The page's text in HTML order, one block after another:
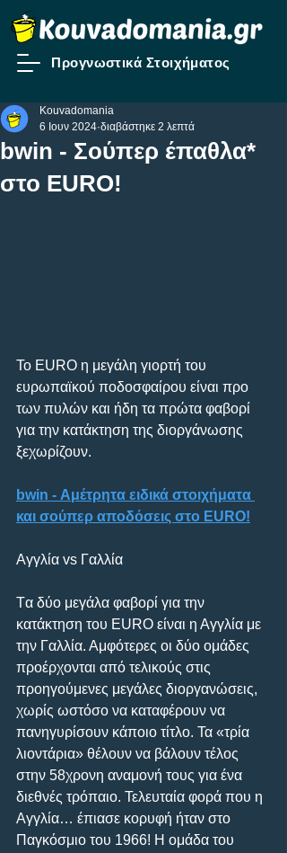
Προγνωστικά Στοιχήματος
bwin - Σούπερ έπαθλα*
στο ΕURO!
Kouvadomania
6 Ιουν 2024 διαβάστηκε 2 λεπτά
Το EURO η μεγάλη γιορτή του
ευρωπαϊκού ποδοσφαίρου είναι προ
των πυλών και ήδη τα πρώτα φαβορί
για την κατάκτηση της διοργάνωσης
ξεχωρίζουν.
bwin - Αμέτρητα ειδικά στοιχήματα
και σούπερ αποδόσεις στο EURO!
Αγγλία vs Γαλλία
Tα δύο μεγάλα φαβορί για την
κατάκτηση του EURO είναι η Αγγλία με
την Γαλλία. Αμφότερες οι δύο ομάδες
προέρχονται από τελικούς στις
προηγούμενες μεγάλες διοργανώσεις,
χωρίς ωστόσο να καταφέρουν να
πανηγυρίσουν κάποιο τίτλο. Τα «τρία
λιοντάρια» θέλουν να βάλουν τέλος
στην 58χρονη αναμονή τους για ένα
διεθνές τρόπαιο. Τελευταία φορά που η
Αγγλία… έπιασε κορυφή ήταν στο
Παγκόσμιο του 1966! Η ομάδα του